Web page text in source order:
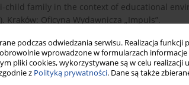
podczas odwiedzania serwisu. Realizacja
wprowadzone w formularzach
pliki cookies, wykorzystywane są w celu
z Polityką prywatności. Dane są także
child family in the context of educational
Oficyna Wydawnicza „Impuls”.
w epoce późnej nowoczesności.